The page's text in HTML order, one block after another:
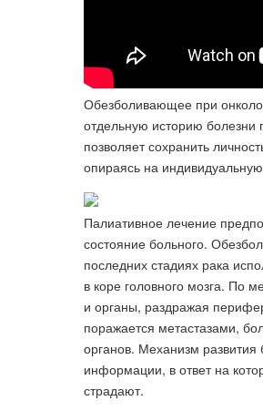
Обезболивающее при
отдельную историю болезни
позволяет сохранить
опираясь на
Палиативное лечение
состояние больного.
последних стадиях рака
в коре головного мозга. По
и органы, раздражая
поражается метастазами,
органов. Механизм
информации, в ответ на
страдают.